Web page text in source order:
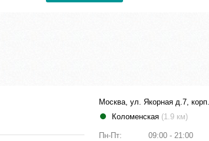
Москва, ул. Якорная д.7,
Коломенская (1.9 км)
Пн-Пт:
09:00 - 21:00